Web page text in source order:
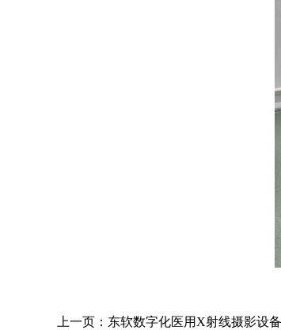
上一页：东软数字化医用X射线摄影设